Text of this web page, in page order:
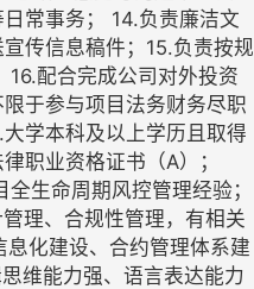
常事务； 14.负责廉洁文
传信息稿件；15.负责按规
16.配合完成公司对外投资
于参与项目法务财务尽职
学本科及以上学历且取得
职业资格证书（A）；
生命周期风控管理经验；
理、合规性管理，有相关
化建设、合约管理体系建
维能力强、语言表达能力